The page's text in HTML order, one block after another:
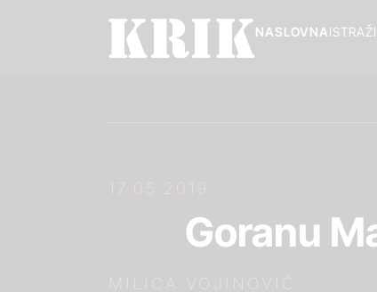
NASLOVNA
17.05.2019.
Goranu